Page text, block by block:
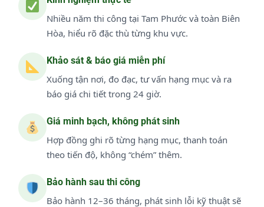
Nhiều năm thi công tại Tam Phước và toàn Biên
Hòa, hiểu rõ đặc thù từng khu vực.
Khảo sát & báo giá miễn phí
Xuống tận nơi, đo đạc, tư vấn hạng mục và ra
báo giá chi tiết trong 24 giờ.
Giá minh bạch, không phát sinh
Hợp đồng ghi rõ từng hạng mục, thanh toán
theo tiến độ, không “chém” thêm.
Bảo hành sau thi công
Bảo hành 12–36 tháng, phát sinh lỗi kỹ thuật sẽ